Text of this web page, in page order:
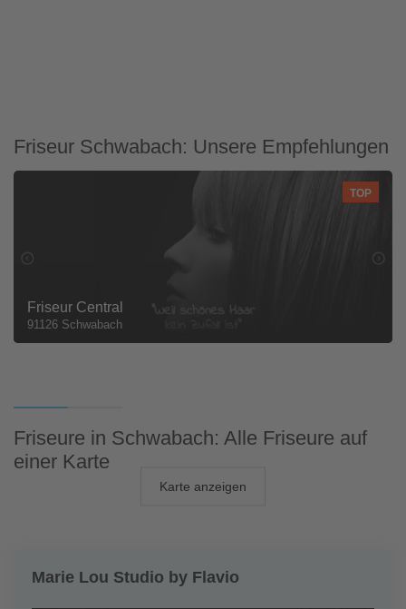
Friseur Schwabach: Unsere Empfehlungen
TOP
Friseur Central
91126 Schwabach
Friseure in Schwabach: Alle Friseure auf
einer Karte
Karte anzeigen
Marie Lou Studio by Flavio